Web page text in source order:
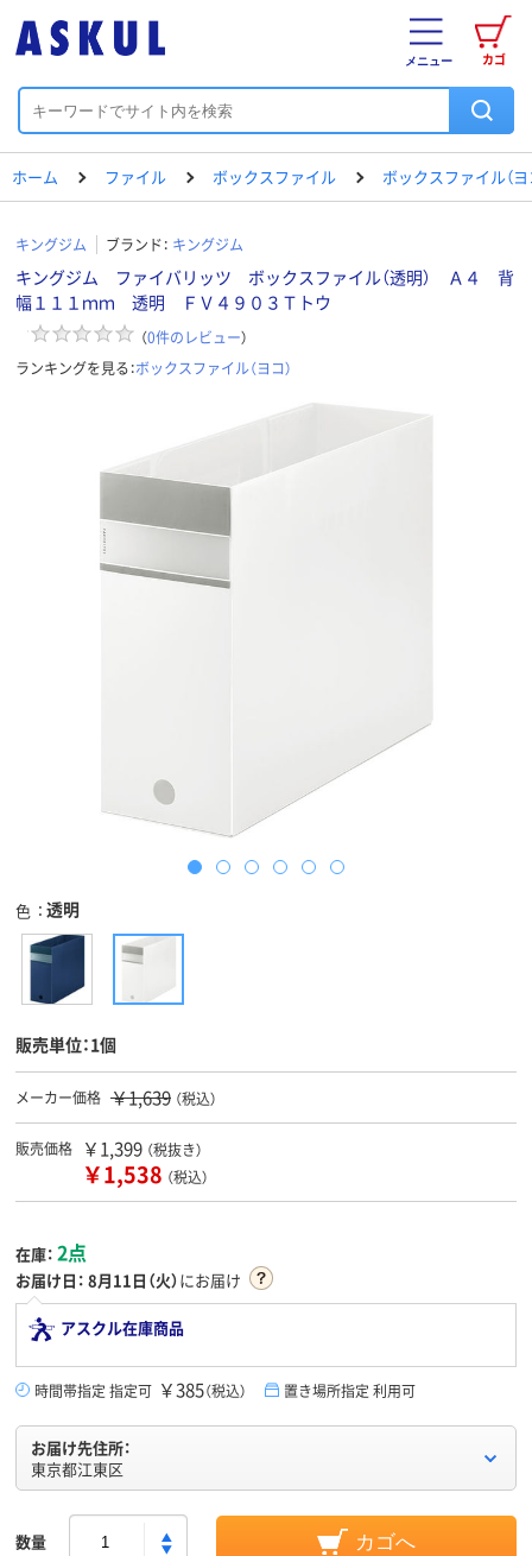
カゴ
メニュー
ホーム ファイル ボックスファイル ボックスファイル（ヨ
キングジム ブランド： キングジム
キングジム ファイバリッツ ボックスファイル（透明） Ａ４ 背
幅１１１ｍｍ 透明 ＦＶ４９０３Ｔトウ
（0件のレビュー）
ランキングを見る：ボックスファイル（ヨコ）
色 透明
販売単位：1個
メーカー価格 ￥1,639 （税込）
販売価格 ￥1,399 （税抜き）
￥1,538 （税込）
在庫： 2点
お届け日： 8月11日（火）にお届け
アスクル在庫商品
時間帯指定 指定可 ￥385（税込） 置き場所指定 利用可
お届け先住所：
東京都江東区
数量 カゴへ